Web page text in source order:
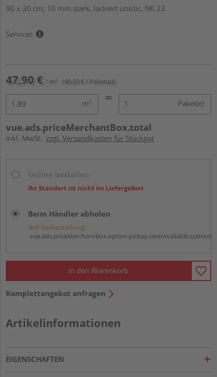
90 x 30 cm, 10 mm stark, lackiert uniclic, NK 23
Services
47,90 € / m² (90,53 € / Paket(e))
m² Paket(e)
vue.ads.priceMerchantBox.total
inkl. MwSt. zzgl. Versandkosten für Stückgut
Ihr Standort ist nicht im Liefergebiet
Beim Händler abholen
Auf Vorbestellung:
vue.ads.priceMerchantBox.option.pickup.laterAvailable.subtext
In den Warenkorb
Komplettangebot anfragen
Artikelinformationen
EIGENSCHAFTEN